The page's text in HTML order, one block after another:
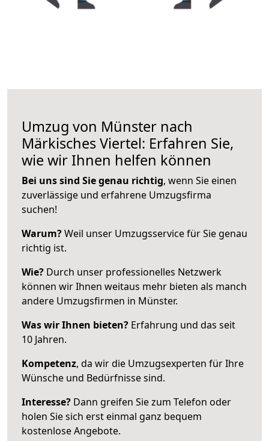
Umzug von Münster nach
Märkisches Viertel: Erfahren Sie,
wie wir Ihnen helfen können
Bei uns sind Sie genau richtig, wenn Sie einen
zuverlässige und erfahrene Umzugsfirma
suchen!
Warum?Weil unser Umzugsservice für Sie genau
richtig ist.
Wie? Durch unser professionelles Netzwerk
können wir Ihnen weitaus mehr bieten als manch
andere Umzugsfirmen in Münster.
Was wir Ihnen bieten? Erfahrung und das seit
10 Jahren.
Kompetenz, da wir die Umzugsexperten für Ihre
Wünsche und Bedürfnisse sind.
Interesse? Dann greifen Sie zum Telefon oder
holen Sie sich erst einmal ganz bequem
kostenlose Angebote.